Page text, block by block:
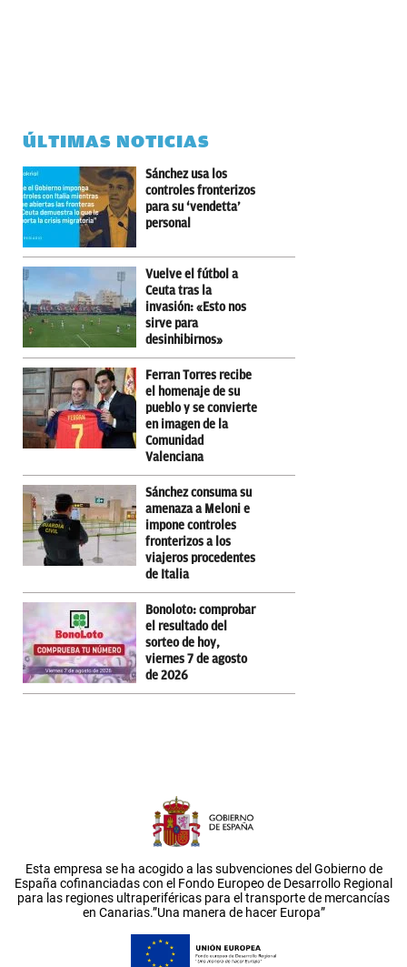
ÚLTIMAS NOTICIAS
Sánchez usa los
controles fronterizos
para su ‘vendetta’
personal
Vuelve el fútbol a
Ceuta tras la
invasión: «Esto nos
sirve para
desinhibirnos»
Ferran Torres recibe
el homenaje de su
pueblo y se convierte
en imagen de la
Comunidad
Valenciana
Sánchez consuma su
amenaza a Meloni e
impone controles
fronterizos a los
viajeros procedentes
de Italia
Bonoloto: comprobar
el resultado del
sorteo de hoy,
viernes 7 de agosto
de 2026
Esta empresa se ha acogido a las subvenciones del Gobierno de
España cofinanciadas con el Fondo Europeo de Desarrollo Regional
para las regiones ultraperiféricas para el transporte de mercancías
en Canarias.”Una manera de hacer Europa”